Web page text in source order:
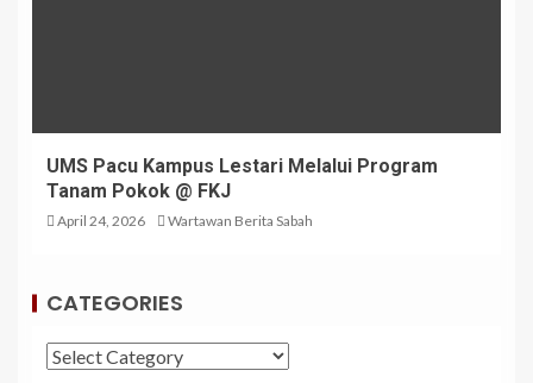
UMS Pacu Kampus Lestari Melalui Program
Tanam Pokok @ FKJ
April 24, 2026 Wartawan Berita Sabah
CATEGORIES